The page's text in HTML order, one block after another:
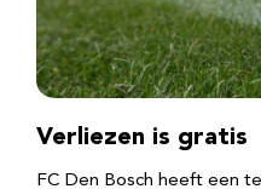
Verliezen is gratis
FC Den Bosch heeft een